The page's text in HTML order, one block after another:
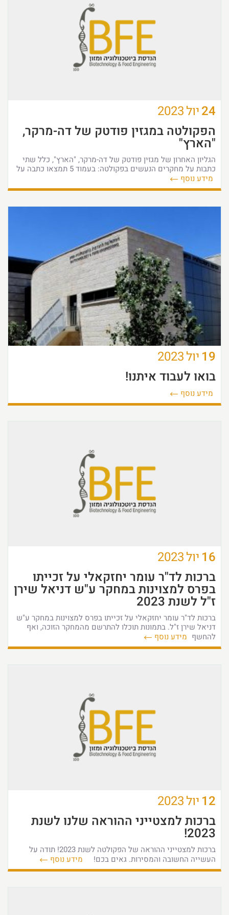
24יול2023
הפקולטה במגזין פודטק של דה-מרקר,
"הארץ"
הגליון האחרון של מגזין פודטק של דה-מרקר, "הארץ", כלל שתי
כתבות על מחקרים הנעשים בפקולטה: בעמוד 5 תמצאו כתבה על
מידע נוסף
19 יול2023
בואו לעבוד איתנו!
מידע נוסף
16 יול2023
ברכות לד"ר עומר יחזקאלי על זכייתו
בפרס למצוינות במחקר ע"ש דניאל שירן
ז"ל לשנת 2023
ברכות לד"ר עומר יחזקאלי על זכייתו בפרס למצוינות במחקר ע"ש
דניאל שירן ז"ל. בתמונות תוכלו להתרשם מהמחקר הזוכה, ואף
להחשף מידע נוסף
12 יול2023
ברכות למצטייני ההוראה שלנו לשנת
2023!
ברכות למצטייני ההוראה של הפקולטה לשנת 2023! תודה על
העשייה החשובה והמסירות. גאים בכם!
מידע נוסף